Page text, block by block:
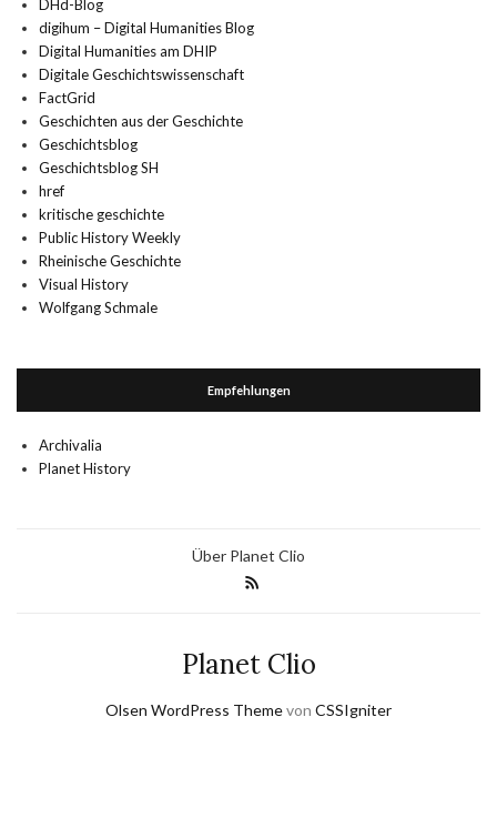
DHd-Blog
digihum – Digital Humanities Blog
Digital Humanities am DHIP
Digitale Geschichtswissenschaft
FactGrid
Geschichten aus der Geschichte
Geschichtsblog
Geschichtsblog SH
href
kritische geschichte
Public History Weekly
Rheinische Geschichte
Visual History
Wolfgang Schmale
Empfehlungen
Archivalia
Planet History
Über Planet Clio
Planet Clio
Olsen WordPress Themevon CSSIgniter